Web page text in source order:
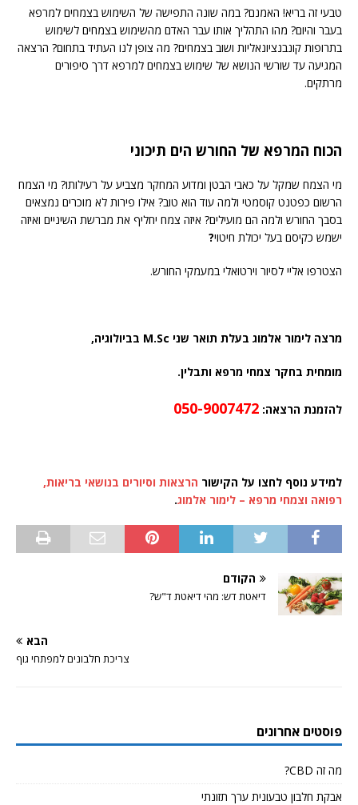
טבעי זה בריא! האמנם? במה שונה התפישה של השימוש בצמחים למרפא
בעבר והיום? מהו התהליך אותו עבר האדם מהשימוש בצמחים לשימוש
בתרופות קונבנציונאליות ושוב בצמחים? מה צופן לנו העתיד בתחום? הרצאה
המגיעה עד שורשי הנושא של שימוש בצמחים למרפא דרך סיפורים
מרתקים.
הכוח המרפא של החורש הים תיכוני
מי הצמח שמקל על כאבי הבטן ומדוע המחקר מצביע על רעילותו? מי הצמח
הרשום כפטנט קוסמטי ולמה עוד הוא טוב? אילו פירות לא מוכרים נמצאים
בסבך החורש ולמה הם מועילים? איזה צמח יחליף את מברשת השיניים ואיזה
ישמש כקיסם בעל יכולת חיטוי?
הצטרפו אליי לסיור וירטואלי במעמקי החורש.
מרצה לימור אלמוג בעלת תואר שני M.Sc בביולוגיה,
מומחית בחקר צמחי מרפא ותבלין.
להזמנת הרצאה: 050-9007472
למידע נוסף לחצו על הקישור הרצאות וסיורים בנושאי בריאות,
רפואה וצמחי מרפא – לימור אלמוג.
הקודם
דיאטת דש: מהי דיאטת ד"ש?
הבא
צריכת חלבונים למפתחי גוף
פוסטים אחרונים
מה זה CBD?
אבקת חלבון טבעונית ערך תזונתי